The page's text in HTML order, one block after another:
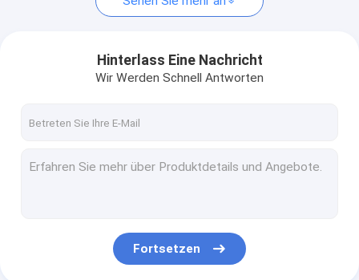
Stock TIG-Muttahida Majlis-e-Amal Schweißer
Industrieller Gebrauch BOGEN-Muttahida Majlis-e-Amal
Mini-BOGEN Schweißer
Hinterlass Eine Nachricht
Wir Werden Schnell Antworten
Fortsetzen